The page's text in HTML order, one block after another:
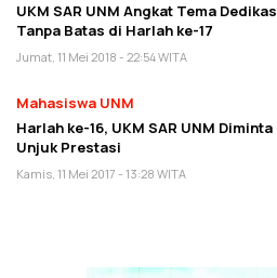
UKM SAR UNM Angkat Tema
Tanpa Batas di Harlah ke-17
Jumat, 11 Mei 2018 - 22:54 WITA
Mahasiswa UNM
Harlah ke-16, UKM SAR UNM Diminta
Unjuk Prestasi
Kamis, 11 Mei 2017 - 13:28 WITA